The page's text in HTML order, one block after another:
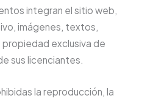
integran el sitio web,
imágenes, textos,
exclusiva de
sus licenciantes.
la reproducción, la